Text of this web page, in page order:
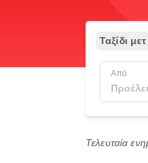
Ταξίδι
Από
Τελευταία